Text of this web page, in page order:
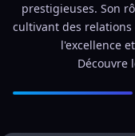
prestigieuses. Son
cultivant des
l'excellence
Découvre